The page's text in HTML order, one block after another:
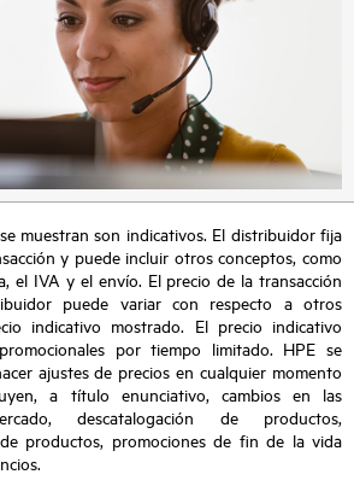
muestran son indicativos. El distribuidor fija
y puede incluir otros conceptos, como
el IVA y el envío. El precio de la transacción
puede variar con respecto a otros
indicativo mostrado. El precio indicativo
por tiempo limitado. HPE se
ajustes de precios en cualquier momento
a título enunciativo, cambios en las
descatalogación de productos,
productos, promociones de fin de la vida